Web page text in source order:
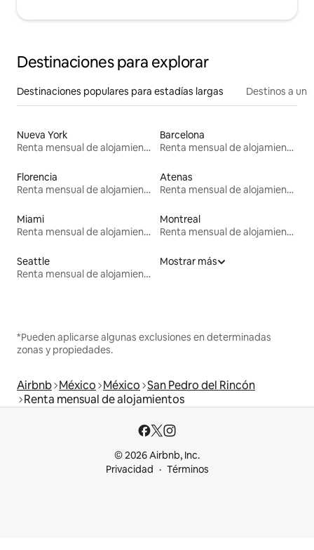
Destinaciones para explorar
Destinaciones populares para estadías largas Destinos a un
Nueva York
Renta mensual de alojamientos
Barcelona
Renta mensual de alojamientos
Florencia
Renta mensual de alojamientos
Atenas
Renta mensual de alojamientos
Miami
Renta mensual de alojamientos
Montreal
Renta mensual de alojamientos
Seattle
Renta mensual de alojamientos
Mostrar más
*Pueden aplicarse algunas exclusiones en determinadas
zonas y propiedades.
Airbnb México México San Pedro del Rincón
Renta mensual de alojamientos
© 2026 Airbnb, Inc.
Privacidad
Términos